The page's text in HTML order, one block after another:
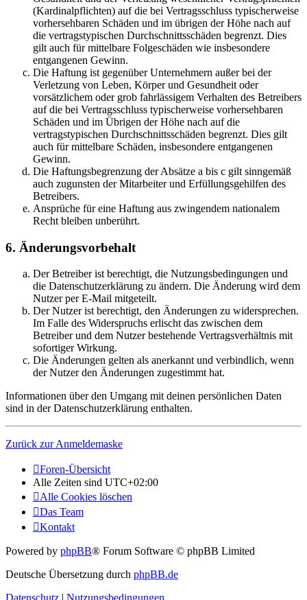
(Kardinalpflichten) auf die bei Vertragsschluss typischerweise
vorhersehbaren Schäden und im übrigen der Höhe nach auf
die vertragstypischen Durchschnittsschäden begrenzt. Dies
gilt auch für mittelbare Folgeschäden wie insbesondere
entgangenen Gewinn.
Die Haftung ist gegenüber Unternehmern außer bei der
Verletzung von Leben, Körper und Gesundheit oder
vorsätzlichem oder grob fahrlässigem Verhalten des Betreibers
auf die bei Vertragsschluss typischerweise vorhersehbaren
Schäden und im Übrigen der Höhe nach auf die
vertragstypischen Durchschnittsschäden begrenzt. Dies gilt
auch für mittelbare Schäden, insbesondere entgangenen
Gewinn.
Die Haftungsbegrenzung der Absätze a bis c gilt sinngemäß
auch zugunsten der Mitarbeiter und Erfüllungsgehilfen des
Betreibers.
Ansprüche für eine Haftung aus zwingendem nationalem
Recht bleiben unberührt.
6. Änderungsvorbehalt
Der Betreiber ist berechtigt, die Nutzungsbedingungen und
die Datenschutzerklärung zu ändern. Die Änderung wird dem
Nutzer per E-Mail mitgeteilt.
Der Nutzer ist berechtigt, den Änderungen zu widersprechen.
Im Falle des Widerspruchs erlischt das zwischen dem
Betreiber und dem Nutzer bestehende Vertragsverhältnis mit
sofortiger Wirkung.
Die Änderungen gelten als anerkannt und verbindlich, wenn
der Nutzer den Änderungen zugestimmt hat.
Informationen über den Umgang mit deinen persönlichen Daten
sind in der Datenschutzerklärung enthalten.
Zurück zur Anmeldemaske
Foren-Übersicht
Alle Zeiten sind UTC+02:00
Alle Cookies löschen
Das Team
Kontakt
Powered by phpBB® Forum Software © phpBB Limited
Deutsche Übersetzung durch phpBB.de